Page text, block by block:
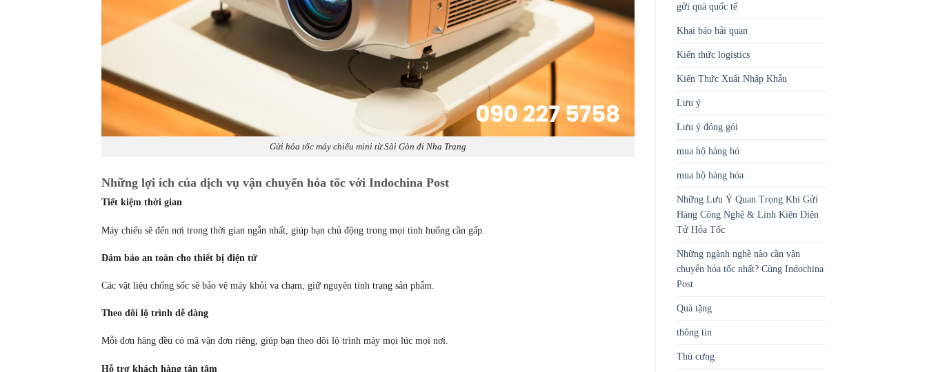
Gửi hỏa tốc máy chiếu mini từ Sài Gòn đi Nha Trang
Những lợi ích của dịch vụ vận chuyển hỏa tốc với Indochina Post
Tiết kiệm thời gian
Máy chiếu sẽ đến nơi trong thời gian ngắn nhất, giúp bạn chủ động trong mọi tình huống cần gấp.
Đảm bảo an toàn cho thiết bị điện tử
Các vật liệu chống sốc sẽ bảo vệ máy khỏi va chạm, giữ nguyên tình trạng sản phẩm.
Theo dõi lộ trình dễ dàng
Mỗi đơn hàng đều có mã vận đơn riêng, giúp bạn theo dõi lộ trình máy mọi lúc mọi nơi.
Hỗ trợ khách hàng tận tâm
gửi quà quốc tế
Khai báo hải quan
Kiến thức logistics
Kiến Thức Xuất Nhập Khẩu
Lưu ý
Lưu ý đóng gói
mua hộ hàng hó
mua hộ hàng hóa
Những Lưu Ý Quan Trọng Khi Gửi
Hàng Công Nghệ & Linh Kiện Điện
Tử Hỏa Tốc
Những ngành nghề nào cần vận
chuyển hỏa tốc nhất? Cùng Indochina
Post
Quà tặng
thông tin
Thú cưng